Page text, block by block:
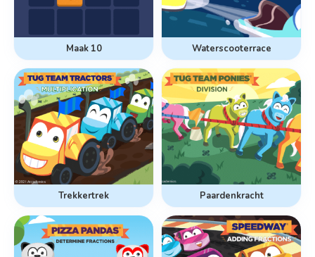
Maak 10 Waterscooterrace
Trekkertrek Paardenkracht